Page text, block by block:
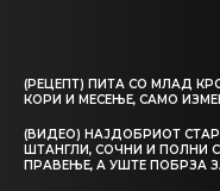
(РЕЦЕПТ) ПИТА СО МЛАД
КОРИ И МЕСЕЊЕ, САМО
(ВИДЕО) НАЈДОБРИОТ
ШТАНГЛИ, СОЧНИ И ПОЛНИ
ПРАВЕЊЕ, А УШТЕ ПОБРЗА